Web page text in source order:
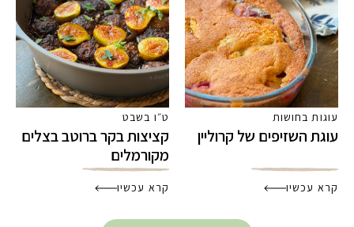
עוגות בחושות
עוגת השזיפים של קרוליין
קרא עכשיו
ט״ו בשבט
קציצות בקר ברוטב בצלים
מקורמלים
קרא עכשיו